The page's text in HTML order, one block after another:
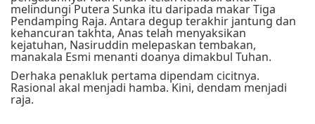
melindungi Putera Sunka itu daripada makar Tiga
Pendamping Raja. Antara degup terakhir jantung dan
kehancuran takhta, Anas telah menyaksikan
kejatuhan, Nasiruddin melepaskan tembakan,
manakala Esmi menanti doanya dimakbul Tuhan.
Derhaka penakluk pertama dipendam cicitnya.
Rasional akal menjadi hamba. Kini, dendam menjadi
raja.